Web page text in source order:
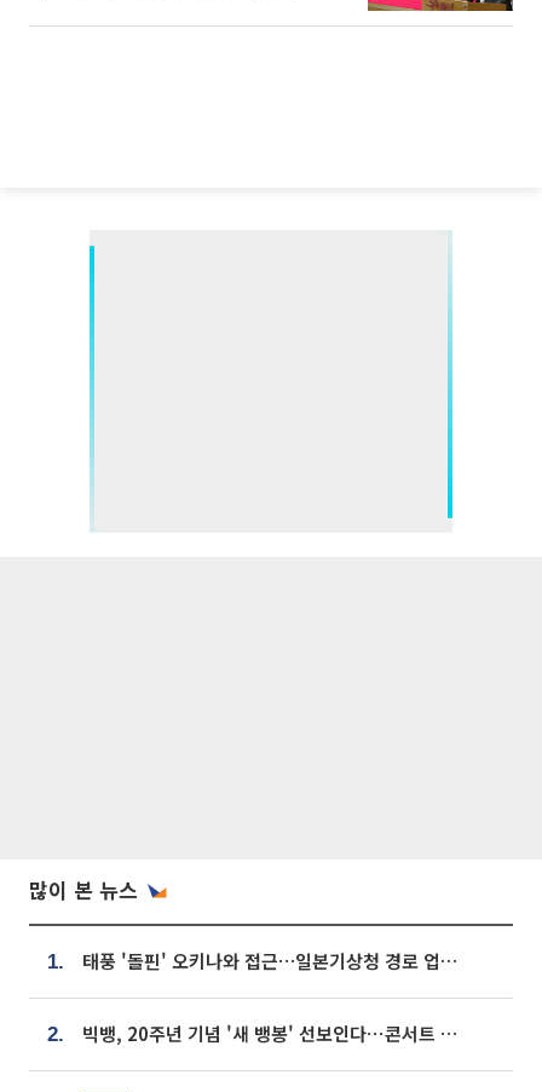
많이 본 뉴스
1. 태풍 '돌핀' 오키나와 접근…일본기상청 경로 업데이트
2. 빅뱅, 20주년 기념 '새 뱅봉' 선보인다⋯콘서트 앞두고 팝업 개최